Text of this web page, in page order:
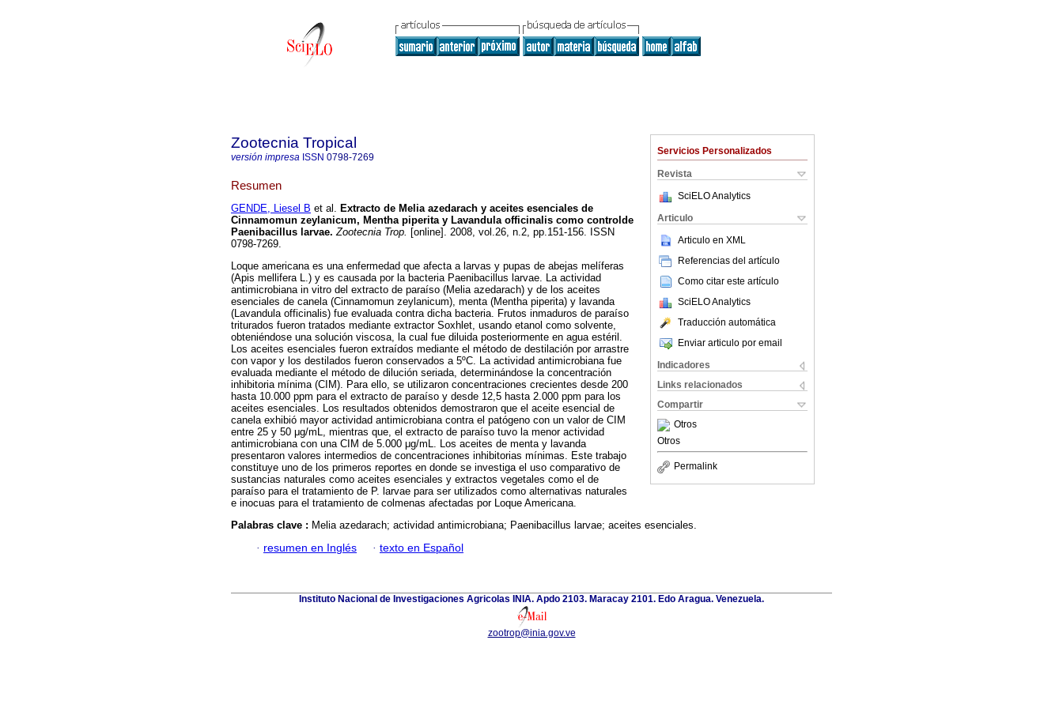
Servicios Personalizados
Revista
SciELO Analytics
Articulo
Articulo en XML
Referencias del artículo
Como citar este artículo
SciELO Analytics
Traducción automática
Enviar articulo por email
Indicadores
Links relacionados
Compartir
Otros
Otros
Permalink
Zootecnia Tropical
versión impresa ISSN 0798-7269
Resumen
GENDE, Liesel B et al. Extracto de Melia azedarach y aceites esenciales de
Cinnamomun zeylanicum, Mentha piperita y Lavandula officinalis como controlde
Paenibacillus larvae. Zootecnia Trop. [online]. 2008, vol.26, n.2, pp.151-156. ISSN
0798-7269.
Loque americana es una enfermedad que afecta a larvas y pupas de abejas melíferas
(Apis mellifera L.) y es causada por la bacteria Paenibacillus larvae. La actividad
antimicrobiana in vitro del extracto de paraíso (Melia azedarach) y de los aceites
esenciales de canela (Cinnamomun zeylanicum), menta (Mentha piperita) y lavanda
(Lavandula officinalis) fue evaluada contra dicha bacteria. Frutos inmaduros de paraíso
triturados fueron tratados mediante extractor Soxhlet, usando etanol como solvente,
obteniéndose una solución viscosa, la cual fue diluida posteriormente en agua estéril.
Los aceites esenciales fueron extraídos mediante el método de destilación por arrastre
con vapor y los destilados fueron conservados a 5ºC. La actividad antimicrobiana fue
evaluada mediante el método de dilución seriada, determinándose la concentración
inhibitoria mínima (CIM). Para ello, se utilizaron concentraciones crecientes desde 200
hasta 10.000 ppm para el extracto de paraíso y desde 12,5 hasta 2.000 ppm para los
aceites esenciales. Los resultados obtenidos demostraron que el aceite esencial de
canela exhibió mayor actividad antimicrobiana contra el patógeno con un valor de CIM
entre 25 y 50 μg/mL, mientras que, el extracto de paraíso tuvo la menor actividad
antimicrobiana con una CIM de 5.000 μg/mL. Los aceites de menta y lavanda
presentaron valores intermedios de concentraciones inhibitorias mínimas. Este trabajo
constituye uno de los primeros reportes en donde se investiga el uso comparativo de
sustancias naturales como aceites esenciales y extractos vegetales como el de
paraíso para el tratamiento de P. larvae para ser utilizados como alternativas naturales
e inocuas para el tratamiento de colmenas afectadas por Loque Americana.
Palabras clave : Melia azedarach; actividad antimicrobiana; Paenibacillus larvae; aceites esenciales.
· resumen en Inglés · texto en Español
Instituto Nacional de Investigaciones Agricolas INIA. Apdo 2103. Maracay 2101. Edo Aragua. Venezuela.
zootrop@inia.gov.ve